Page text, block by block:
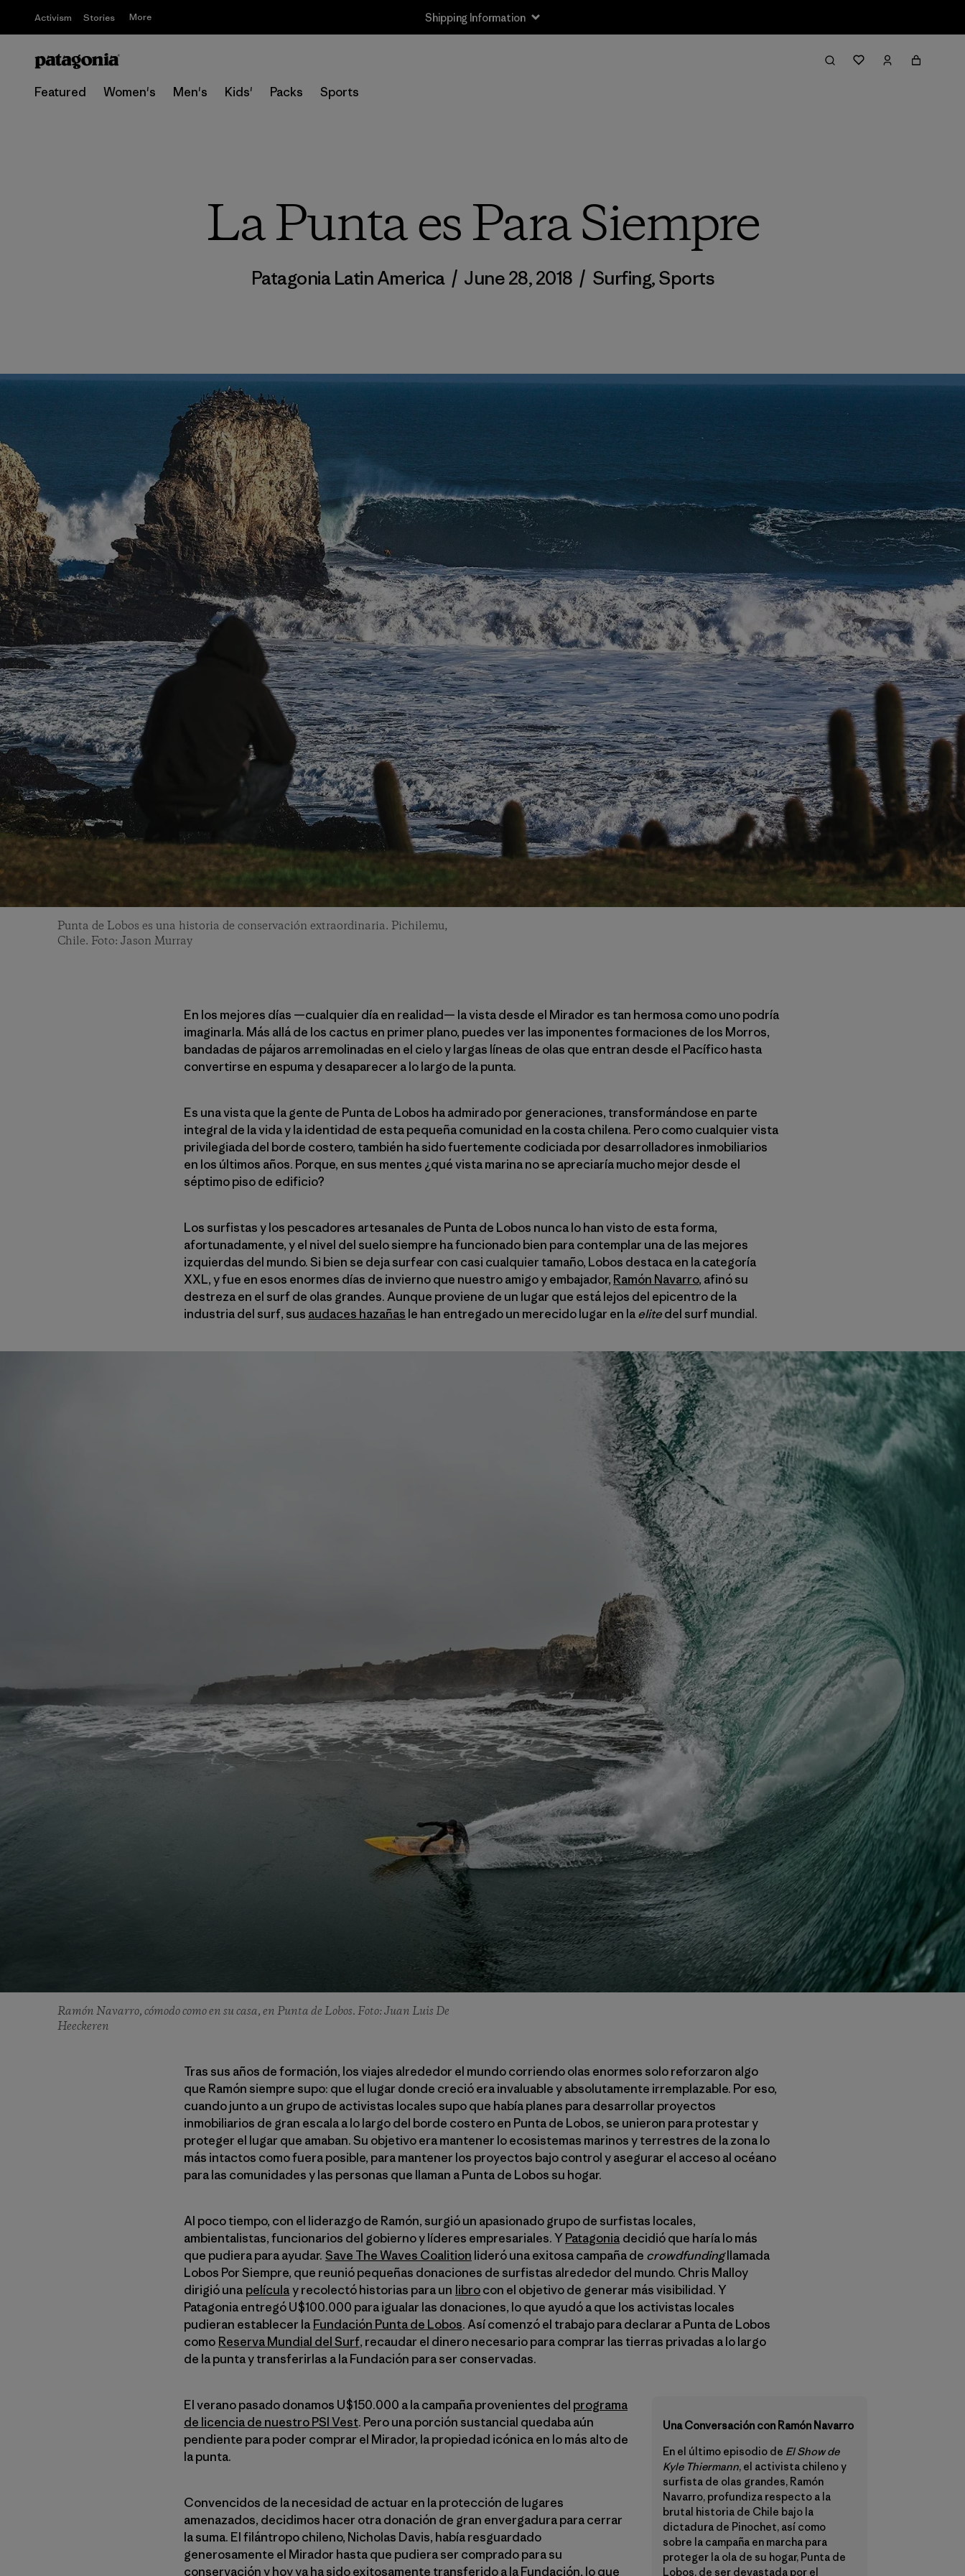
Activism Stories More Shipping Information
Featured Women's Men's Kids' Packs Sports
La Punta es Para Siempre
Patagonia Latin America / June 28, 2018 / Surfing,Sports
Punta de Lobos es una historia de conservación extraordinaria. Pichilemu,
Chile. Foto: Jason Murray
En los mejores días —cualquier día en realidad— la vista desde el Mirador es tan hermosa como uno podría
imaginarla. Más allá de los cactus en primer plano, puedes ver las imponentes formaciones de los Morros,
bandadas de pájaros arremolinadas en el cielo y largas líneas de olas que entran desde el Pacífico hasta
convertirse en espuma y desaparecer a lo largo de la punta.
Es una vista que la gente de Punta de Lobos ha admirado por generaciones, transformándose en parte
integral de la vida y la identidad de esta pequeña comunidad en la costa chilena. Pero como cualquier vista
privilegiada del borde costero, también ha sido fuertemente codiciada por desarrolladores inmobiliarios
en los últimos años. Porque, en sus mentes ¿qué vista marina no se apreciaría mucho mejor desde el
séptimo piso de edificio?
Los surfistas y los pescadores artesanales de Punta de Lobos nunca lo han visto de esta forma,
afortunadamente, y el nivel del suelo siempre ha funcionado bien para contemplar una de las mejores
izquierdas del mundo. Si bien se deja surfear con casi cualquier tamaño, Lobos destaca en la categoría
XXL, y fue en esos enormes días de invierno que nuestro amigo y embajador, Ramón Navarro, afinó su
destreza en el surf de olas grandes. Aunque proviene de un lugar que está lejos del epicentro de la
industria del surf, sus audaces hazañas le han entregado un merecido lugar en laelitedel surf mundial.
Ramón Navarro, cómodo como en su casa, en Punta de Lobos. Foto: Juan Luis De
Heeckeren
Tras sus años de formación, los viajes alrededor el mundo corriendo olas enormes solo reforzaron algo
que Ramón siempre supo: que el lugar donde creció era invaluable y absolutamente irremplazable. Por eso,
cuando junto a un grupo de activistas locales supo que había planes para desarrollar proyectos
inmobiliarios de gran escala a lo largo del borde costero en Punta de Lobos, se unieron para protestar y
proteger el lugar que amaban. Su objetivo era mantener lo ecosistemas marinos y terrestres de la zona lo
más intactos como fuera posible, para mantener los proyectos bajo control y asegurar el acceso al océano
para las comunidades y las personas que llaman a Punta de Lobos su hogar.
Al poco tiempo, con el liderazgo de Ramón, surgió un apasionado grupo de surfistas locales,
ambientalistas, funcionarios del gobierno y líderes empresariales. YPatagonia decidió que haría lo más
que pudiera para ayudar. Save The Waves Coalition lideró una exitosa campaña de crowdfundingllamada
Lobos Por Siempre, que reunió pequeñas donaciones de surfistas alrededor del mundo. Chris Malloy
dirigió una películay recolectó historias para un librocon el objetivo de generar más visibilidad. Y
Patagonia entregó U$100.000 para igualar las donaciones, lo que ayudó a que los activistas locales
pudieran establecer la Fundación Punta de Lobos. Así comenzó el trabajo para declarar a Punta de Lobos
como Reserva Mundial del Surf, recaudar el dinero necesario para comprar las tierras privadas a lo largo
de la punta y transferirlas a la Fundación para ser conservadas.
Una Conversación con Ramón Navarro
En el último episodio de El Show de
Kyle Thiermann, el activista chileno y
surfista de olas grandes, Ramón
Navarro, profundiza respecto a la
brutal historia de Chile bajo la
dictadura de Pinochet, así como
sobre la campaña en marcha para
proteger la ola de su hogar, Punta de
Lobos, de ser devastada por el
El verano pasado donamos U$150.000 a la campaña provenientes del programa
de licencia de nuestro PSI Vest. Pero una porción sustancial quedaba aún
pendiente para poder comprar el Mirador, la propiedad icónica en lo más alto de
la punta.
Convencidos de la necesidad de actuar en la protección de lugares
amenazados, decidimos hacer otra donación de gran envergadura para cerrar
la suma. El filántropo chileno, Nicholas Davis, había resguardado
generosamente el Mirador hasta que pudiera ser comprado para su
conservación y hoy ya ha sido exitosamente transferido a la Fundación, lo que